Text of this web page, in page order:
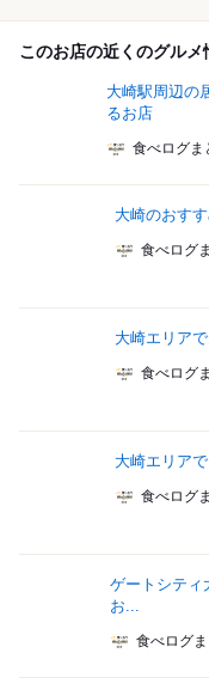
このお店の近くのグルメ
大崎駅周辺の
るお店
食べログま
大崎のおす
食べログ
大崎エリア
食べログ
大崎エリア
食べログ
ゲートシティ
お...
食べログ